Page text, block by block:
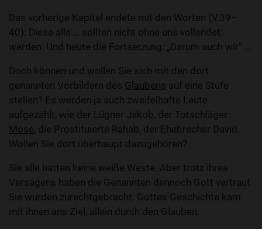
Das vorherige Kapitel endete mit den Worten (V.39–
40): Diese alle … sollten nicht ohne uns vollendet
werden. Und heute die Fortsetzung: „Darum auch wir" …
Doch können und wollen Sie sich mit den dort
genannten Vorbildern des Glaubens auf eine Stufe
stellen? Es werden ja auch zweifelhafte Leute
aufgezählt, wie der Lügner Jakob, der Totschläger
Mose, die Prostituierte Rahab, der Ehebrecher David.
Wollen Sie dort überhaupt dazugehören?
Sie alle hatten keine weiße Weste. Aber trotz ihres
Versagens haben die Genannten dennoch Gott vertraut.
Sie wurden zurechtgebracht. Gottes Geschichte kam
mit ihnen ans Ziel, allein durch den Glauben.